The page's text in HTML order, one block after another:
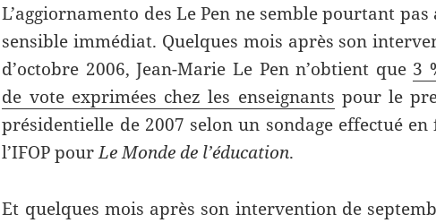
L’aggiornamento des Le Pen ne semble pourtant
sensible immédiat. Quelques mois après son
d’octobre 2006, Jean-Marie Le Pen n’obtient que 3
de vote exprimées chez les enseignants pour le
présidentielle de 2007 selon un sondage effectué
l’IFOP pourLe Monde de l’éducation.
Et quelques mois après son intervention de